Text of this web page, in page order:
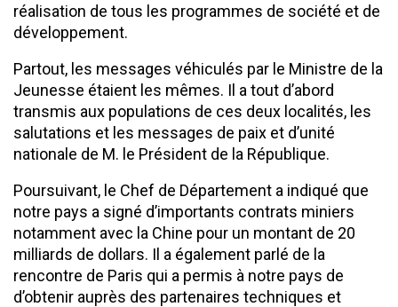
réalisation de tous les programmes de société et de
développement.
Partout, les messages véhiculés par le Ministre de la
Jeunesse étaient les mêmes. Il a tout d’abord
transmis aux populations de ces deux localités, les
salutations et les messages de paix et d’unité
nationale de M. le Président de la République.
Poursuivant, le Chef de Département a indiqué que
notre pays a signé d’importants contrats miniers
notamment avec la Chine pour un montant de 20
milliards de dollars. Il a également parlé de la
rencontre de Paris qui a permis à notre pays de
d’obtenir auprès des partenaires techniques et